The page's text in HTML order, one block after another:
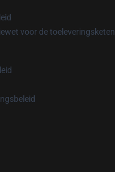
voor de toeleveringsketen